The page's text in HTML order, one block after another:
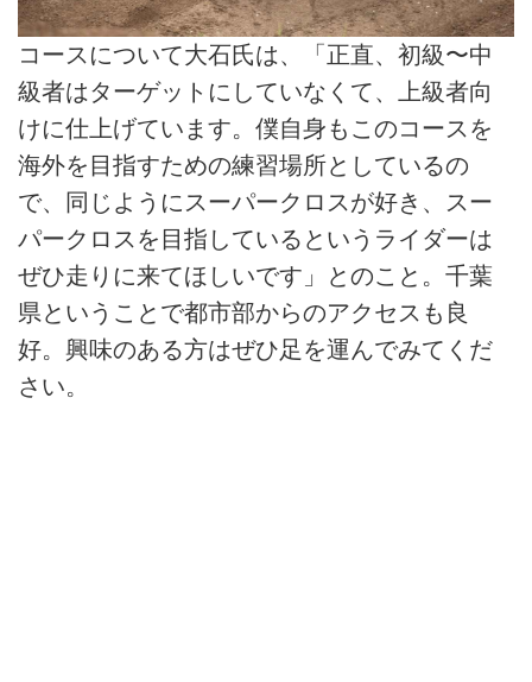
コースについて大石氏は、「正直、初級〜中
級者はターゲットにしていなくて、上級者向
けに仕上げています。僕自身もこのコースを
海外を目指すための練習場所としているの
で、同じようにスーパークロスが好き、スー
パークロスを目指しているというライダーは
ぜひ走りに来てほしいです」とのこと。千葉
県ということで都市部からのアクセスも良
好。興味のある方はぜひ足を運んでみてくだ
さい。